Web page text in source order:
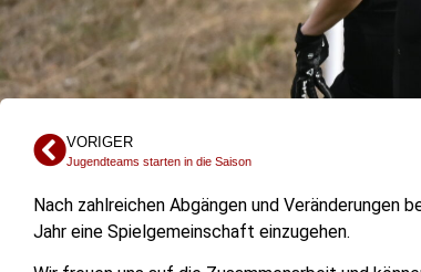
VORIGER
Jugendteams starten in die Saison
Nach zahlreichen Abgängen und Veränderungen
Jahr eine Spielgemeinschaft einzugehen.